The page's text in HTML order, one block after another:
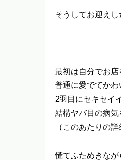
そうしてお迎えし
最初は自分でお
普通に愛でてかわ
2羽目にセキセイ
結構ヤバ目の病気
（このあたりの詳
慌てふためきな